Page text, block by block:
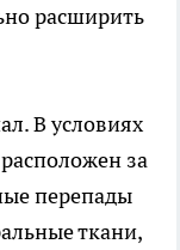
расширить
В условиях
за
перепады
ткани,